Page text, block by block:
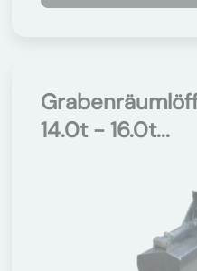
14.0t - 16.0t...